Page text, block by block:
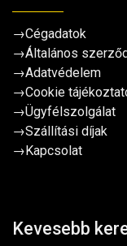
→Cégadatok
→Általános
→Adatvédelem
→Cookie
→Ügyfélszolgálat
→Szállítási díjak
→Kapcsolat
Kevesebb